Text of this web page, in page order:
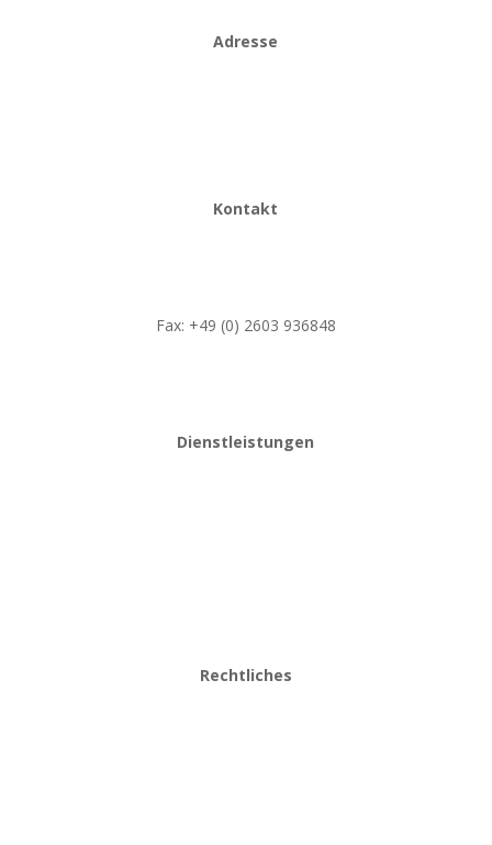
Adresse
Kontakt
Fax: +49 (0) 2603 936848
Dienstleistungen
Rechtliches